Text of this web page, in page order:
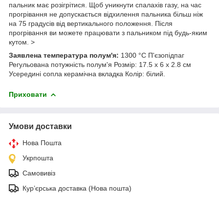
пальник має розігрітися. Щоб уникнути спалахів газу, на час
прогрівання не допускається відхилення пальника більш ніж
на 75 градусів від вертикального положення. Після
прогрівання ви можете працювати з пальником під будь-яким
кутом. >
Заявлена температура полум'я: 1300 °C П'єзопідпаг
Регульована потужність полум'я Розмір: 17.5 х 6 х 2.8 см
Усередині сопла керамічна вкладка Колір: білий.
Приховати
Умови доставки
Нова Пошта
Укрпошта
Самовивіз
Кур’єрська доставка (Нова пошта)